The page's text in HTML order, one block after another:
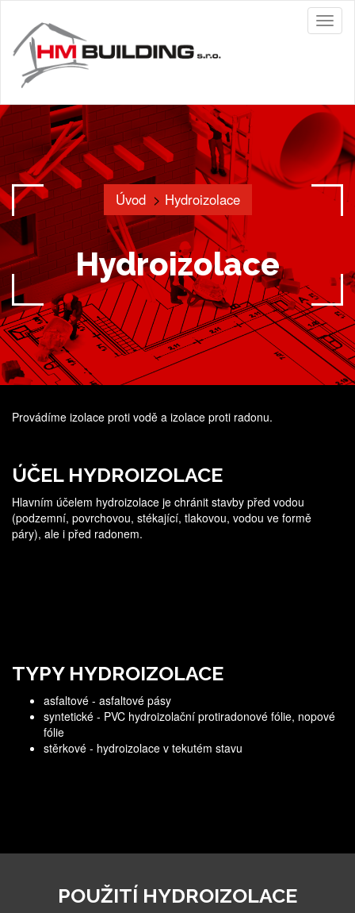
Úvod Hydroizolace
Hydroizolace
Provádíme izolace proti vodě a izolace proti radonu.
ÚČEL HYDROIZOLACE
Hlavním účelem hydroizolace je chránit stavby před vodou
(podzemní, povrchovou, stékající, tlakovou, vodou ve formě
páry), ale i před radonem.
TYPY HYDROIZOLACE
asfaltové - asfaltové pásy
syntetické - PVC hydroizolační protiradonové fólie, nopové
fólie
stěrkové - hydroizolace v tekutém stavu
POUŽITÍ HYDROIZOLACE